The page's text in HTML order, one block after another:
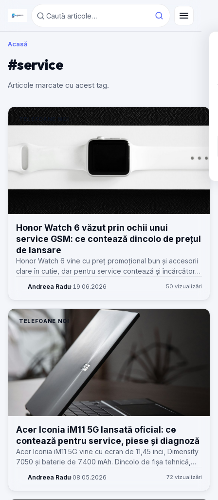
Acasă
#service
Articole marcate cu acest tag.
TELEFOANE NOI
Honor Watch 6 văzut prin ochii unui
service GSM: ce contează dincolo de prețul
de lansare
Honor Watch 6 vine cu preț promoțional bun și accesorii
clare în cutie, dar pentru service contează și încărcătorul
Andreea Radu· 19.06.2026 50 vizualizări
TELEFOANE NOI
Acer Iconia iM11 5G lansată oficial: ce
contează pentru service, piese și diagnoză
Acer Iconia iM11 5G vine cu ecran de 11,45 inci, Dimensity
7050 și baterie de 7.400 mAh. Dincolo de fișa tehnică,
reparații.
Andreea Radu·08.05.2026 72 vizualizări